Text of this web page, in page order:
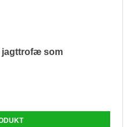
jagttrofæ som